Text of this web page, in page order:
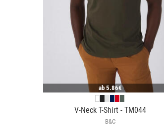
ab 5.86€
V-Neck T-Shirt - TM044
B&C